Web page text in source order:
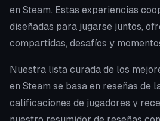
en Steam. Estas experiencias
diseñadas para jugarse juntos,
compartidas, desafíos y
Nuestra lista curada de los
en Steam se basa en reseñas de
calificaciones de jugadores y